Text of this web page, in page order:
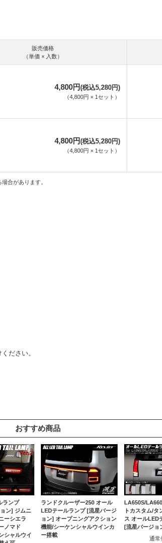
販売価格
（単価 × 入数）
4,800円(税込5,280円)
（4,800円 × 1セット ）
4,800円(税込5,280円)
（4,800円 × 1セット ）
合があります。
ださい。
おすすめ商品
ランプ
ン] ジムニ
ーシエラ
ノマド
シャルウイ
ランドクルーザー250 オール
LEDテールランプ [流星バージ
ョン] オープニングアクション
機能/シーケンシャルウインカ
ー搭載
LA650S/
トカスタム/タ
ス オールLED
[流星バージョ
通常